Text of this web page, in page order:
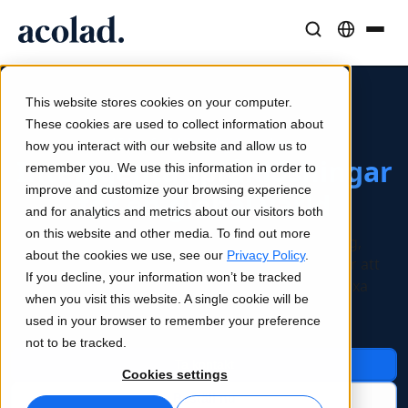
This website stores cookies on your computer.
These cookies are used to collect information about
how you interact with our website and allow us to
remember you. We use this information in order to
improve and customize your browsing experience
and for analytics and metrics about our visitors both
on this website and other media. To find out more
about the cookies we use, see our Privacy Policy.
If you decline, your information won’t be tracked
when you visit this website. A single cookie will be
used in your browser to remember your preference
not to be tracked.
Cookies settings
Översättning
AI-hastighet, mänsklig precision
Tolkning
Sömlös kommunikation var som helst
Media och underhållning
Ta berättelser till varje skärm
Konsult- och outsourcingtjänster
Lia Translate
Omedelbara översättningar i linje med ert varumärke
Anslutning
Arbetsflödesintegration gjord enkel
AI-tolkning
Röstöversättning i realtid
Kvalitetssäkring
Kundcase
Verkliga resultat från våra kunder
Artiklar
Expertperspektiv på globalt innehåll
E-böcker
Fördjupande guider och strategier
Webbinarier on demand
Om Acolad
Hållbarhet
Partners
Nyheter
AI-kraft. Mänsklig inverkan.
Intelligenta språklösningar
för en global värld
Språk-, AI- och innehållslösningar för företag,
utformade för att hjälpa globala organisationer att
expandera snabbare, arbeta smartare och växa
internationellt.
Beställ nu